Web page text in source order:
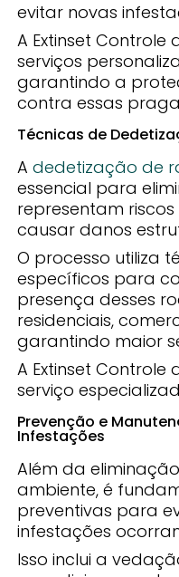
evitar novas
A Extinset Controle
serviços
garantindo a
contra essas
Técnicas de
Adedetização de
essencial para
representam
causar danos
O processo utiliza
específicos para
presença desses
residenciais,
garantindo maior
A Extinset Controle
serviço
Prevenção e
Infestações
Além da
ambiente, é
preventivas para
infestações
Isso inclui a